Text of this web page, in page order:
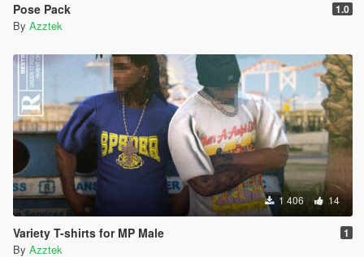
Pose Pack 1.0
By Azztek
1 406 14
Variety T-shirts for MP Male 1
By Azztek